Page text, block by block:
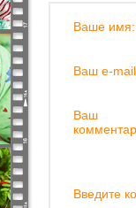
Ваше имя:
Ваш e-
Ваш
Введите